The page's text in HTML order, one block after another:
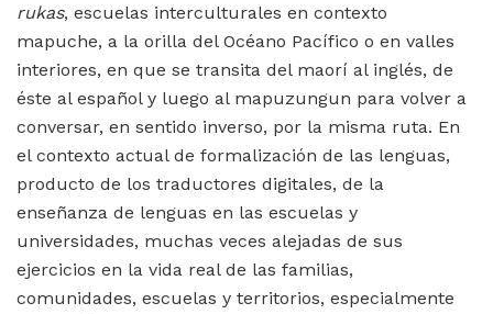
rukas, escuelas interculturales en contexto
mapuche, a la orilla del Océano Pacífico o en valles
interiores, en que se transita del maorí al inglés, de
éste al español y luego al mapuzungun para volver a
conversar, en sentido inverso, por la misma ruta. En
el contexto actual de formalización de las lenguas,
producto de los traductores digitales, de la
enseñanza de lenguas en las escuelas y
universidades, muchas veces alejadas de sus
ejercicios en la vida real de las familias,
comunidades, escuelas y territorios, especialmente